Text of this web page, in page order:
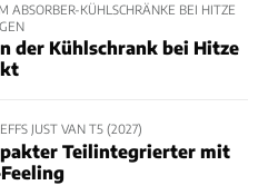
ABSORBER-KÜHLSCHRÄNKE BEI HITZE
der Kühlschrank bei Hitze
JUST VAN T5 (2027)
Teilintegrierter mit